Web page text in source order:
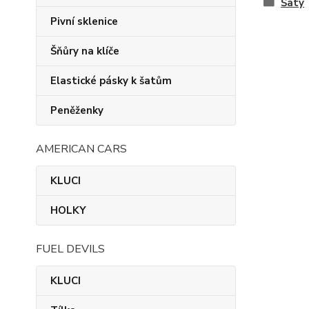
Pivní sklenice
Šňůry na klíče
Elastické pásky k šatům
Peněženky
AMERICAN CARS
KLUCI
HOLKY
FUEL DEVILS
KLUCI
Šaty